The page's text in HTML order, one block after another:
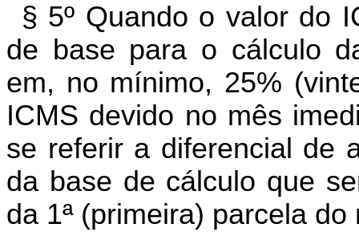
§ 5º Quando o valor do
de base para o cálculo
em, no mínimo, 25%
ICMS devido no mês
se referir a diferencial de
da base de cálculo que
da 1ª (primeira) parcela